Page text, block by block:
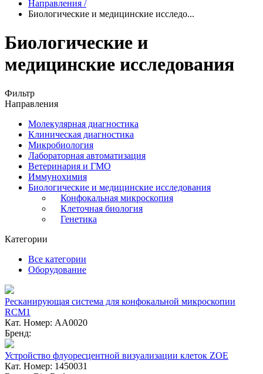
Направления /
Биологические и медицинские исследо...
Биологические и
медицинские исследования
Фильтр
Направления
Молекулярная диагностика
Клиническая диагностика
Микробиология
Лабораторная автоматизация
Ветеринария и ГМО
Иммунохимия
Биологические и медицинские исследования
Конфокальная микроскопия
Клеточная биология
Генетика
Категории
Все категории
Оборудование
Ресканирующая система для конфокальной микроскопии
RCM1
Кат. Номер: AA0020
Бренд:
Устройство флуоресцентной визуализации клеток ZOE
Кат. Номер: 1450031